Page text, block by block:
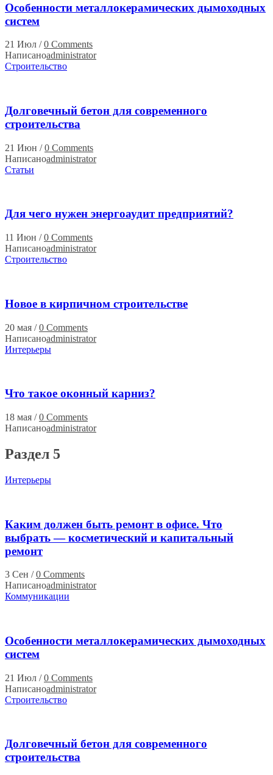
Особенности металлокерамических дымоходных
систем
21 Июл / 0 Comments
Написаноadministrator
Строительство
Долговечный бетон для современного
строительства
21 Июн / 0 Comments
Написаноadministrator
Статьи
Для чего нужен энергоаудит предприятий?
11 Июн / 0 Comments
Написаноadministrator
Строительство
Новое в кирпичном строительстве
20 мая / 0 Comments
Написаноadministrator
Интерьеры
Что такое оконный карниз?
18 мая / 0 Comments
Написаноadministrator
Раздел 5
Интерьеры
Каким должен быть ремонт в офисе. Что
выбрать — косметический и капитальный
ремонт
3 Сен / 0 Comments
Написаноadministrator
Коммуникации
Особенности металлокерамических дымоходных
систем
21 Июл / 0 Comments
Написаноadministrator
Строительство
Долговечный бетон для современного
строительства